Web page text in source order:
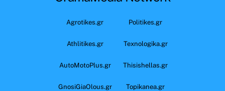
Agrotikes.gr Politikes.gr
Athlitikes.gr Texnologika.gr
AutoMotoPlus.gr Thisishellas.gr
GnosiGiaOlous.gr Topikanea.gr